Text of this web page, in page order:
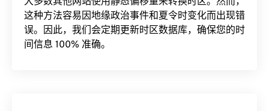
这种方法容易因地缘政治事件和夏令时变化而出现错
误。因此，我们会定期更新时区数据库，确保您的时
间信息 100% 准确。